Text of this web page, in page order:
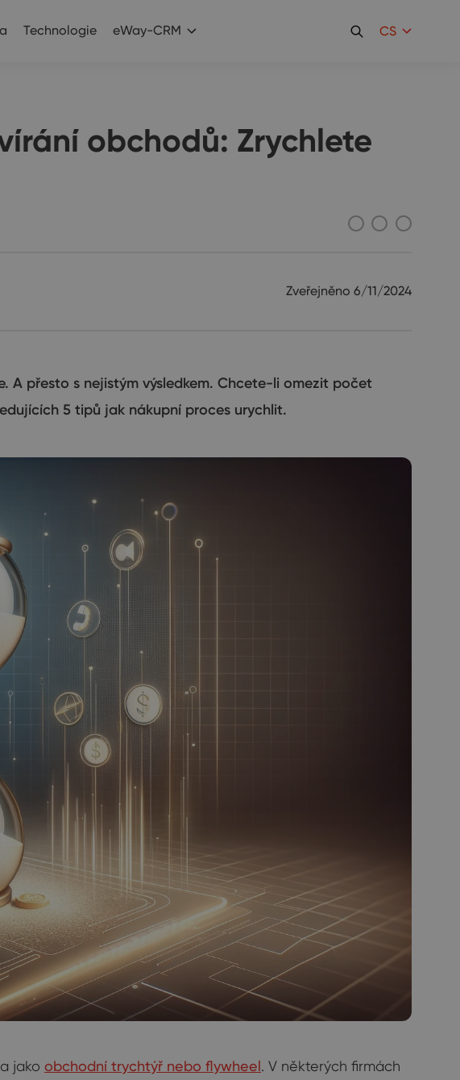
Technologie eWay-CRM CS
obchodů: Zrychlete
Zveřejněno 6/11/2024
A přesto s nejistým výsledkem. Chcete-li omezit počet
5 tipů jak nákupní proces urychlit.
jako obchodní trychtýř nebo flywheel. V některých firmách